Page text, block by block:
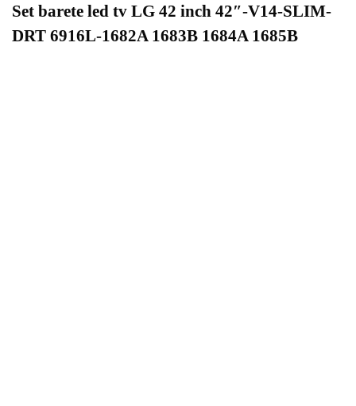
Set barete led tv LG 42 inch 42″-V14-SLIM-
DRT 6916L-1682A 1683B 1684A 1685B